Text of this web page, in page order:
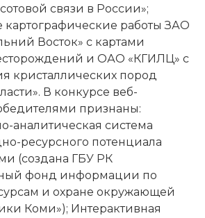
связи в России»;
картографические работы ЗАО
Восток» с картами
и ОАО «КГИЛЦ» с
кристаллических пород
В конкурсе веб-
признаны:
аналитическая система
ресурсного потенциала
(создана ГБУ РК
фонд информации по
и охране окружающей
Коми»); Интерактивная